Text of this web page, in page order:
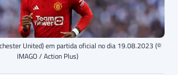
United) em partida oficial no dia 19.08.2023 (©
IMAGO / Action Plus)